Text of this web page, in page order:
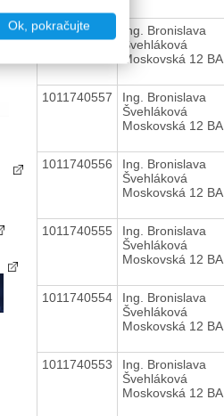
1011740558
Ing. Bronislava
Švehláková
Moskovská 12 BA
1011740557
Ing. Bronislava
Švehláková
Moskovská 12 BA
1011740556
Ing. Bronislava
Švehláková
Moskovská 12 BA
1011740555
Ing. Bronislava
Švehláková
Moskovská 12 BA
1011740554
Ing. Bronislava
Švehláková
Moskovská 12 BA
1011740553
Ing. Bronislava
Švehláková
Moskovská 12 BA
Ok, pokračujte